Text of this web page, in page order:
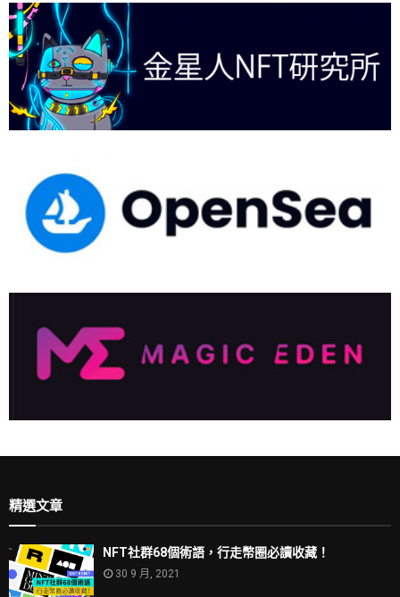
精選文章
NFT社群68個術語，行走幣圈必讀收藏！
30 9 月, 2021